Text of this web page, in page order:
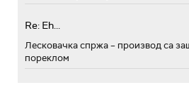
Re: Eh...
Лесковачка спржа – производ са
пореклом